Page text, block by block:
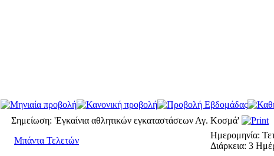
Σημείωση: 'Εγκαίνια αθλητικών εγκαταστάσεων Αγ. Κοσμά'
Μπάντα Τελετών
Ημερομηνία:
Διάρκεια: 3